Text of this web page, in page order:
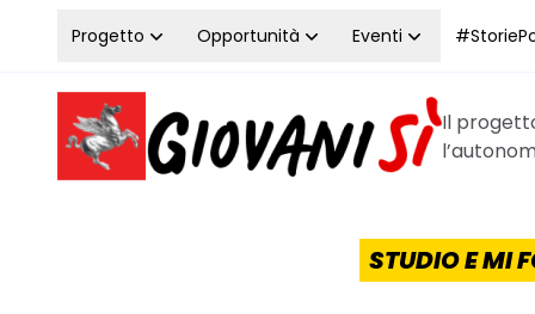
Vai al contenuto
Progetto Opportunità Eventi
Homepage Giovanisì - Progetto della Regione
Il
STUDIO E MI